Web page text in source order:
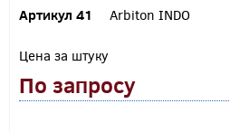
Артикул 41 Arbiton INDO
Цена за штуку
По запросу